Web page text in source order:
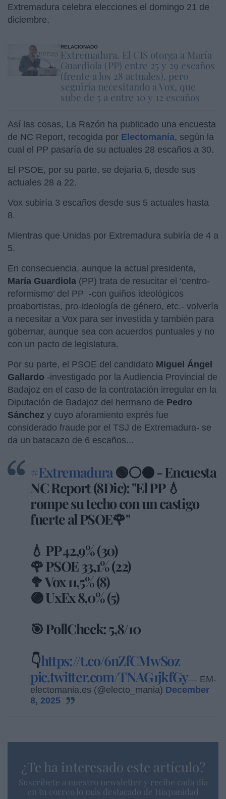
Extremadura celebra elecciones el domingo 21 de
diciembre.
RELACIONADO
Extremadura. El CIS otorga a María
Guardiola (PP) entre 25 y 29 escaños
(frente a los 28 actuales), pero
seguiría necesitando a Vox, que
sube de 5 a entre 10 y 12 escaños
Así las cosas, La Razón ha publicado una encuesta
de NC Report, recogida por Electomanía, según la
cual el PP pasaría de su actuales 28 escaños a 30.
El PSOE, por su parte, se dejaría 6, desde sus
actuales 28 a 22.
Vox subiría 3 escaños desde sus 5 actuales hasta
8.
Mientras que Unidas por Extremadura subiría de 4 a
5.
En consecuencia, aunque la actual presidenta,
María Guardiola (PP) trata de resucitar el ‘centro-
reformismo’ del PP -con guiños ideológicos
proabortistas, pro-ideología de género, etc.- volvería
a necesitar a Vox para ser investida y también para
gobernar, aunque sea con acuerdos puntuales y no
con un pacto de legislatura.
Por su parte, el PSOE del candidato Miguel Ángel
Gallardo -investigado por la Audiencia Provincial de
Badajoz en el caso de la contratación irregular en la
Diputación de Badajoz del hermano de Pedro
Sánchez y cuyo aforamiento exprés fue
considerado fraude por el TSJ de Extremadura- se
da un batacazo de 6 escaños...
#Extremadura🟢⚪⚫ - Encuesta
NC Report (8Dic): "El PP 💧
rompe su techo con un castigo
fuerte al PSOE🌹"
💧 PP 42,9% (30)
🌹 PSOE 33,1% (22)
🥦 Vox 11,5% (8)
🟣 UxEx 8,0% (5)
🎯 PollCheck: 5,8/10
👇https://t.co/6nZfCMwSoz
pic.twitter.com/TNAG1jkfGy— EM-
electomania.es (@electo_mania) December
8, 2025
¿Te ha interesado este artículo?
Suscríbete a nuestro newsletter y recibe cada dia
en tu correo lo más destacado de Hispanidad